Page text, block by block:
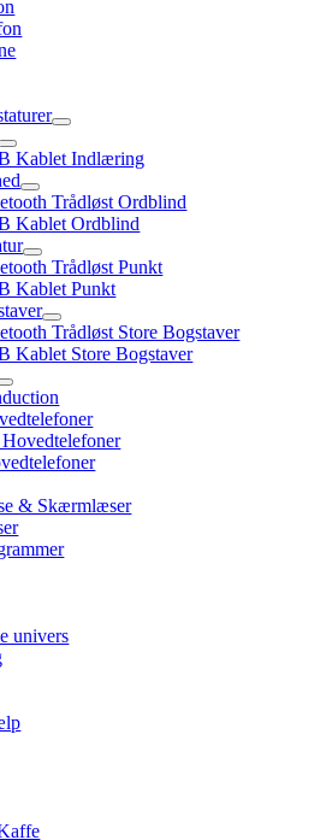
Kablet Indlæring
Trådløst Ordblind
Kablet Ordblind
Trådløst Punkt
Kablet Punkt
Trådløst Store Bogstaver
Kablet Store Bogstaver
& Skærmlæser
univers